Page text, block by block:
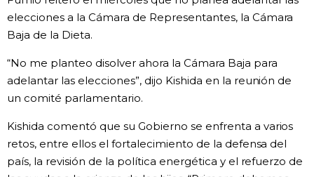
Guía de Japón
Vídeos e imágenes
Más
elecciones a la Cámara de Representantes, la Cámara
Baja de la Dieta.
“No me planteo disolver ahora la Cámara Baja para
adelantar las elecciones”, dijo Kishida en la reunión de
un comité parlamentario.
Kishida comentó que su Gobierno se enfrenta a varios
retos, entre ellos el fortalecimiento de la defensa del
país, la revisión de la política energética y el refuerzo de